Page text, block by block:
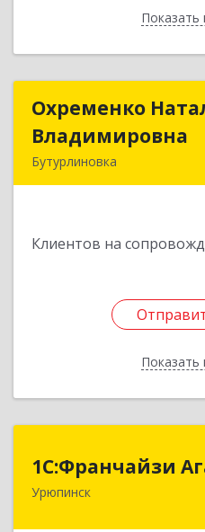
Показать
Охременко
Владимировна
Бутурлиновка
Клиентов на
Показать
1С:Франчайзи
Урюпинск
403113, Волгоградская